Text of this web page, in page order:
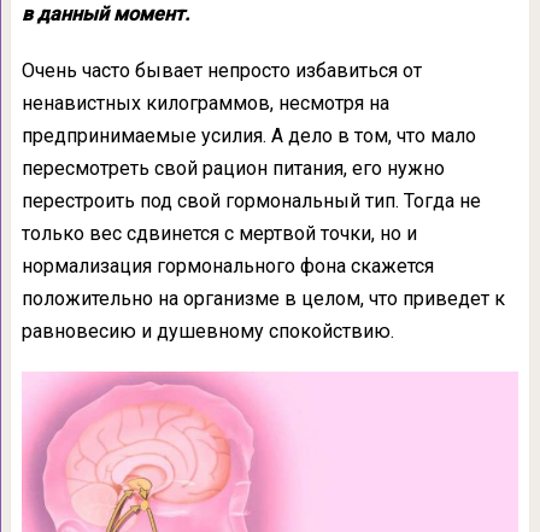
в данный момент.
Очень часто бывает непросто избавиться от
ненавистных килограммов, несмотря на
предпринимаемые усилия. А дело в том, что мало
пересмотреть свой рацион питания, его нужно
перестроить под свой гормональный тип. Тогда не
только вес сдвинется с мертвой точки, но и
нормализация гормонального фона скажется
положительно на организме в целом, что приведет к
равновесию и душевному спокойствию.